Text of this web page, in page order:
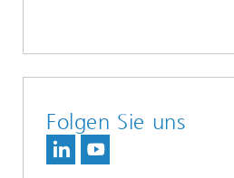
Folgen Sie uns